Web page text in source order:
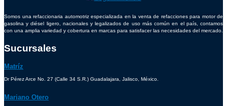
Somos una refaccionaria automotriz especializada en la venta de refacciones para motor de
gasolina y diésel ligero, nacionales y legalizados de uso más común en el país, contamos
con una amplia variedad y cobertura en marcas para satisfacer las necesidades del mercado.
Sucursales
Matríz
Dr Pérez Arce No. 27 (Calle 34 S.R.) Guadalajara, Jalisco, México.
Mariano Otero